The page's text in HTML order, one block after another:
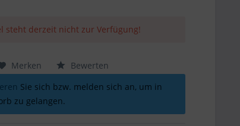
steht derzeit nicht zur Verfügung!
Merken
Bewerten
Sie sich bzw. melden sich an, um in
zu gelangen.